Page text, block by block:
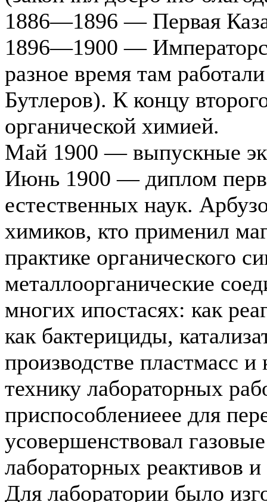
1886—1896 — Первая
1896—1900 —
разное время там
Бутлеров). К концу
органической химией.
Май 1900 — выпускные
Июнь 1900 — диплом
естественных наук.
химиков, кто применил
практике органического
металлоорганические
многих ипостасях: как
как бактерициды,
производстве пластмасс
технику лабораторных
приспособлениеее для
усовершенствовал
лабораторных реактивов
Для лаборатории было